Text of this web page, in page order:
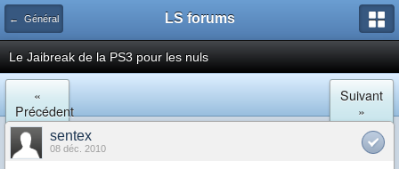
← Général LS forums
Le Jaibreak de la PS3 pour les nuls
«
Précédent
Suivant
»
sentex
08 déc. 2010